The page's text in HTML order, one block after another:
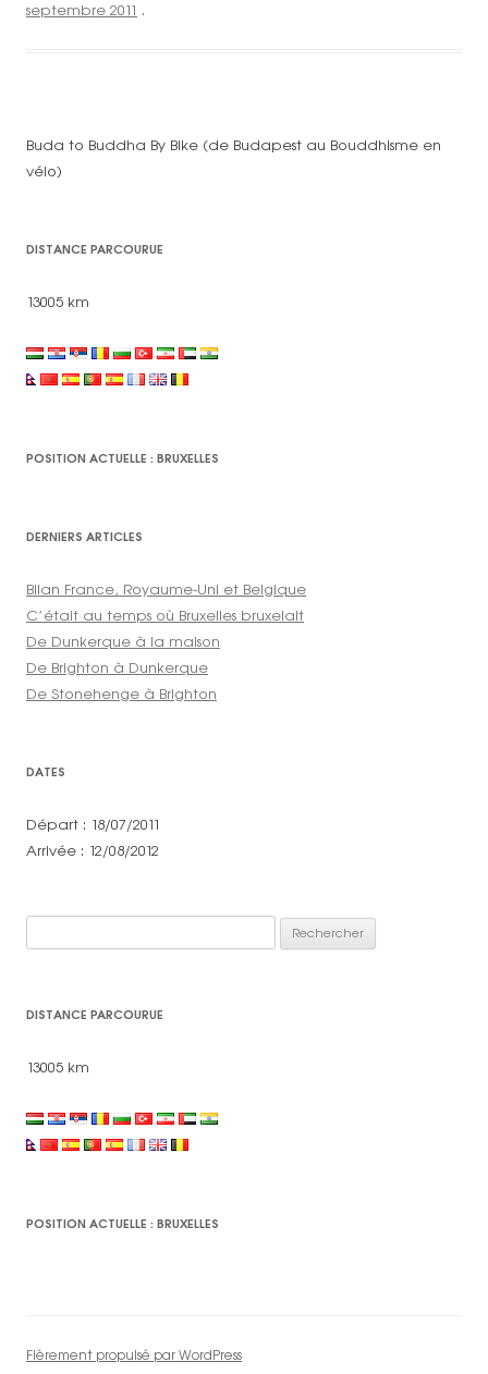
septembre 2011 .
Buda to Buddha By Bike (de Budapest au Bouddhisme en
vélo)
DISTANCE PARCOURUE
13005 km
POSITION ACTUELLE : BRUXELLES
DERNIERS ARTICLES
Bilan France, Royaume-Uni et Belgique
C’était au temps où Bruxelles bruxelait
De Dunkerque à la maison
De Brighton à Dunkerque
De Stonehenge à Brighton
DATES
Départ : 18/07/2011
Arrivée : 12/08/2012
DISTANCE PARCOURUE
13005 km
POSITION ACTUELLE : BRUXELLES
Fièrement propulsé par WordPress